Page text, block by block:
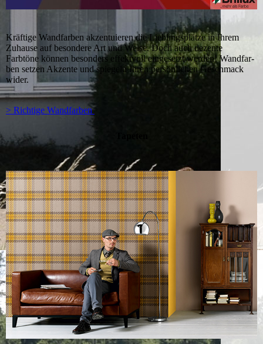
Kräftige Wandfarben akzentuieren die Lieb­lings­plät­ze in Ihrem
Zuhause auf besondere Art und Weise. Doch auch dezente
Farbtöne können besonders effektvoll eingesetzt werden! Wand­far­
ben setzen Akzente und spiegeln Ihren persönlichen Geschmack
wider.
> Richtige Wandfarben